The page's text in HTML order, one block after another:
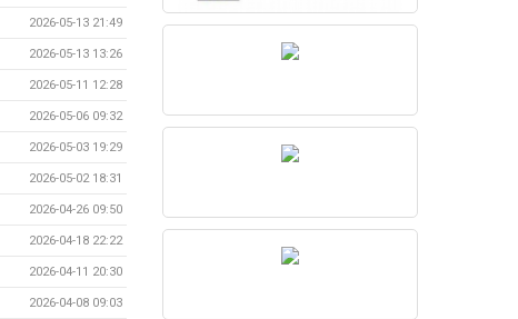
2026-05-13 21:49
2026-05-13 13:26
2026-05-11 12:28
2026-05-06 09:32
2026-05-03 19:29
2026-05-02 18:31
2026-04-26 09:50
2026-04-18 22:22
2026-04-11 20:30
2026-04-08 09:03